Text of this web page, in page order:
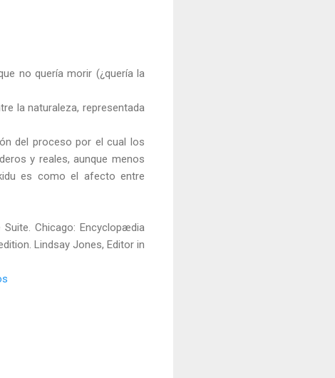
no quería morir (¿quería la
la naturaleza, representada
del proceso por el cual los
y reales, aunque menos
es como el afecto entre
Chicago: Encyclopædia
Lindsay Jones, Editor in